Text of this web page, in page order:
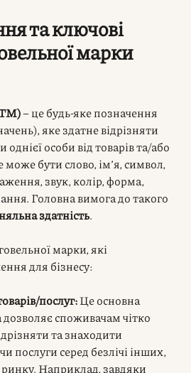
та ключові
марки
– це будь-яке позначення
яке здатне відрізняти
особи від товарів та/або
може бути слово, ім’я, символ,
звук, колір, форма,
Головна вимога до такого
здатність.
марки, які
для бізнесу:
послуг:Це основна
споживачам чітко
та знаходити
послуги серед безлічі інших,
Наприклад, завдяки